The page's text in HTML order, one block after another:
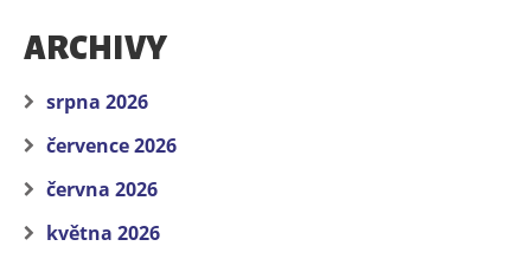
ARCHIVY
srpna 2026
července 2026
června 2026
května 2026